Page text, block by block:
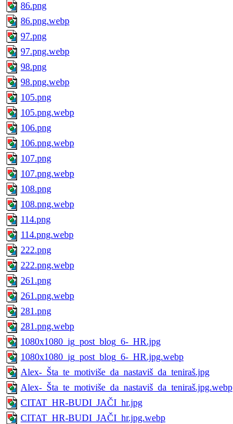
86.png
86.png.webp
97.png
97.png.webp
98.png
98.png.webp
105.png
105.png.webp
106.png
106.png.webp
107.png
107.png.webp
108.png
108.png.webp
114.png
114.png.webp
222.png
222.png.webp
261.png
261.png.webp
281.png
281.png.webp
1080x1080_ig_post_blog_6-_HR.jpg
1080x1080_ig_post_blog_6-_HR.jpg.webp
Alex-_Šta_te_motiviše_da_nastaviš_da_teniraš.jpg
Alex-_Šta_te_motiviše_da_nastaviš_da_teniraš.jpg.webp
CITAT_HR-BUDI_JAČI_hr.jpg
CITAT_HR-BUDI_JAČI_hr.jpg.webp